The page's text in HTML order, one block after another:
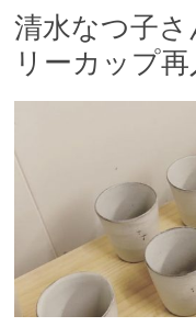
清水なつ子
リーカップ再